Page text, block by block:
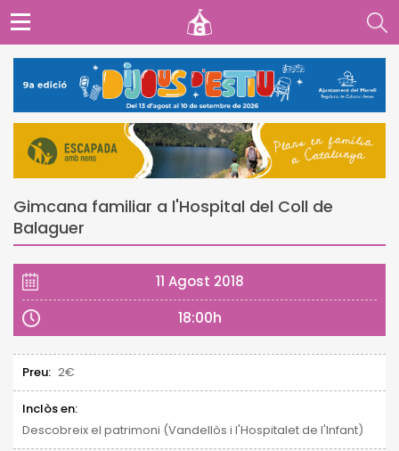
Gimcana familiar a l'Hospital del Coll de
Balaguer
11 Agost 2018
18:00h
Preu: 2€
Inclòs en:
Descobreix el patrimoni (Vandellòs i l'Hospitalet de l'Infant)